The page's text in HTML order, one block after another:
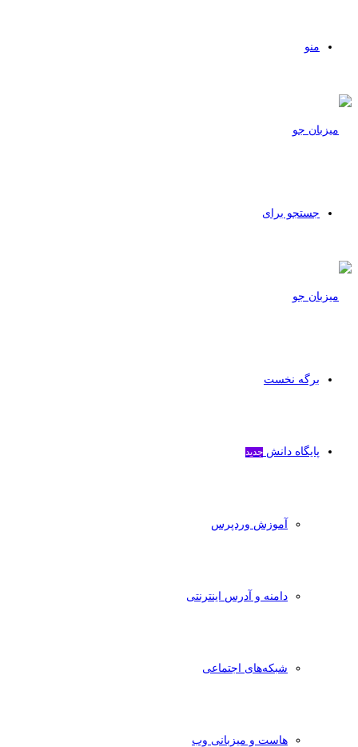
منو
جستجو برای
برگه نخست
پایگاه دانش جدید
آموزش وردپرس
دامنه و آدرس اینترنتی
شبکه‌های اجتماعی
هاست و میزبانی وب